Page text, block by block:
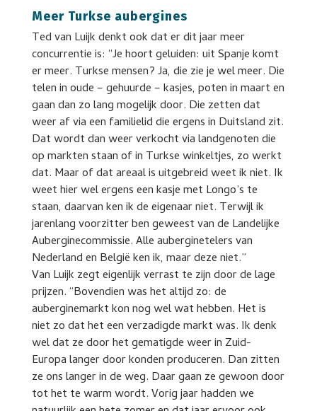
Meer Turkse aubergines
Ted van Luijk denkt ook dat er dit jaar meer
concurrentie is: “Je hoort geluiden: uit Spanje komt
er meer. Turkse mensen? Ja, die zie je wel meer. Die
telen in oude – gehuurde – kasjes, poten in maart en
gaan dan zo lang mogelijk door. Die zetten dat
weer af via een familielid die ergens in Duitsland zit.
Dat wordt dan weer verkocht via landgenoten die
op markten staan of in Turkse winkeltjes, zo werkt
dat. Maar of dat areaal is uitgebreid weet ik niet. Ik
weet hier wel ergens een kasje met Longo’s te
staan, daarvan ken ik de eigenaar niet. Terwijl ik
jarenlang voorzitter ben geweest van de Landelijke
Auberginecommissie. Alle auberginetelers van
Nederland en België ken ik, maar deze niet.”
Van Luijk zegt eigenlijk verrast te zijn door de lage
prijzen. “Bovendien was het altijd zo: de
auberginemarkt kon nog wel wat hebben. Het is
niet zo dat het een verzadigde markt was. Ik denk
wel dat ze door het gematigde weer in Zuid-
Europa langer door konden produceren. Dan zitten
ze ons langer in de weg. Daar gaan ze gewoon door
tot het te warm wordt. Vorig jaar hadden we